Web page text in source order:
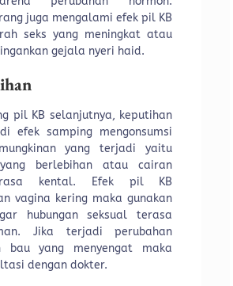
juga mengalami efek pil KB
seks yang meningkat atau
gejala nyeri haid.
pil KB selanjutnya, keputihan
efek samping mengonsumsi
yang terjadi yaitu
berlebihan atau cairan
kental. Efek pil KB
vagina kering maka gunakan
hubungan seksual terasa
Jika terjadi perubahan
bau yang menyengat maka
dengan dokter.